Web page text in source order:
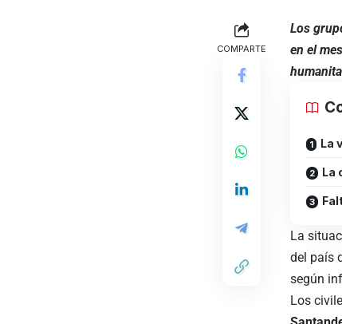
COMPARTE
Los
en el
La
La
La
del país
según
Los